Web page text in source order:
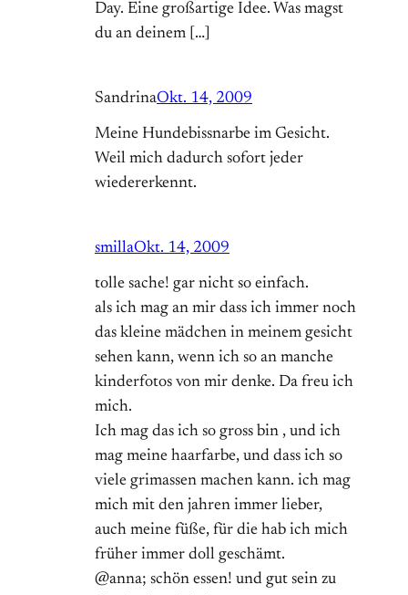
Day. Eine großartige Idee. Was magst
du an deinem […]
SandrinaOkt. 14, 2009
Meine Hundebissnarbe im Gesicht.
Weil mich dadurch sofort jeder
wiedererkennt.
smillaOkt. 14, 2009
tolle sache! gar nicht so einfach.
als ich mag an mir dass ich immer noch
das kleine mädchen in meinem gesicht
sehen kann, wenn ich so an manche
kinderfotos von mir denke. Da freu ich
mich.
Ich mag das ich so gross bin , und ich
mag meine haarfarbe, und dass ich so
viele grimassen machen kann. ich mag
mich mit den jahren immer lieber,
auch meine füße, für die hab ich mich
früher immer doll geschämt.
@anna; schön essen! und gut sein zu